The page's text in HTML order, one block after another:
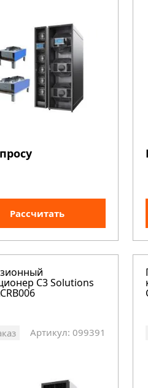
Рассчитать
C3 Solutions
Артикул: 099391